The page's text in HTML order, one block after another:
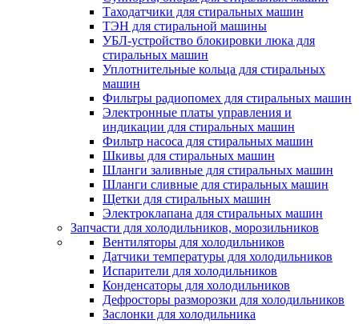
Таходатчики для стиральных машин
ТЭН для стиральной машины
УБЛ-устройство блокировки люка для
стиральных машин
Уплотнительные кольца для стиральных
машин
Фильтры радиопомех для стиральных машин
Электронные платы управления и
индикации для стиральных машин
Фильтр насоса для стиральных машин
Шкивы для стиральных машин
Шланги заливные для стиральных машин
Шланги сливные для стиральных машин
Щетки для стиральных машин
Электроклапана для стиральных машин
Запчасти для холодильников, морозильников
Вентиляторы для холодильников
Датчики температуры для холодильников
Испарители для холодильников
Конденсаторы для холодильников
Дефросторы разморозки для холодильников
Заслонки для холодильника